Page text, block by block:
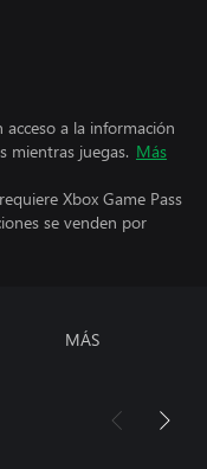
a la información
mientras juegas. Más
Xbox Game Pass
se venden por
MÁS